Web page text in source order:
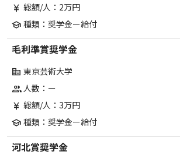
currency_yen 総額/人：2万円
school 種類：奨学金ー給付
毛利準賞奨学金
corporate_fare 東京芸術大学
group人数：ー
currency_yen 総額/人：3万円
school 種類：奨学金ー給付
河北賞奨学金